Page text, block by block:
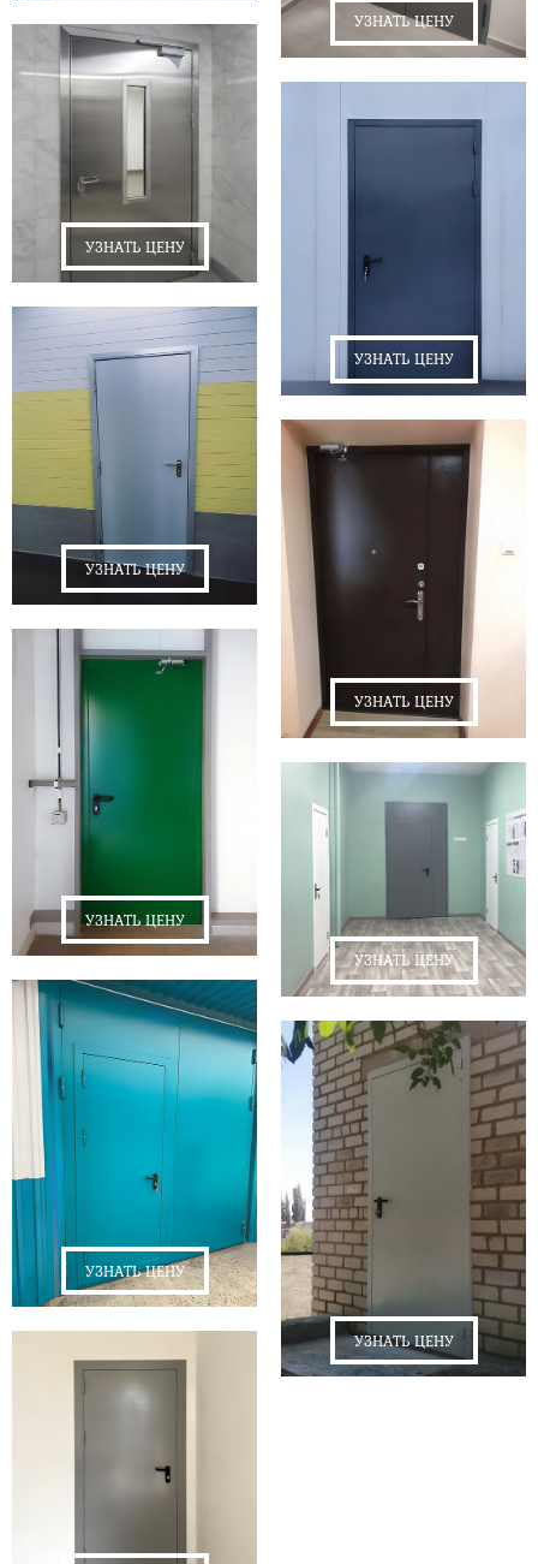
УЗНАТЬ ЦЕНУ
УЗНАТЬ ЦЕНУ
УЗНАТЬ ЦЕНУ
УЗНАТЬ ЦЕНУ
УЗНАТЬ ЦЕНУ
УЗНАТЬ ЦЕНУ
УЗНАТЬ ЦЕНУ
УЗНАТЬ ЦЕНУ
УЗНАТЬ ЦЕНУ